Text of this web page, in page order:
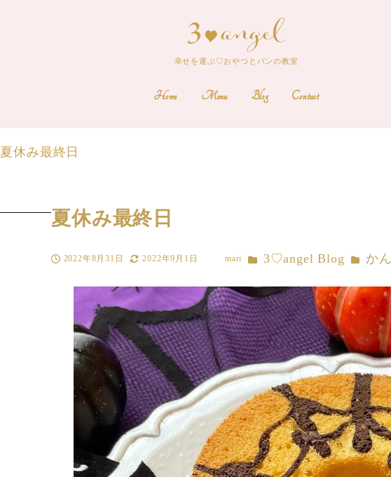
幸せを運ぶ♡おやつとパンの教室
Home Menu Blog Contact
夏休み最終日
夏休み最終日
投稿日
2022年8月31日
更新日
2022年9月1日 mari カテゴリー
3♡angel Blog カテゴリ
か